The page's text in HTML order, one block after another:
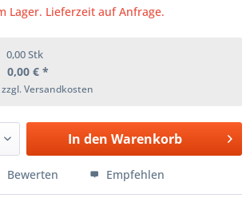
Lager. Lieferzeit auf Anfrage.
0,00Stk
0,00 € *
Versandkosten
In den Warenkorb
Bewerten Empfehlen